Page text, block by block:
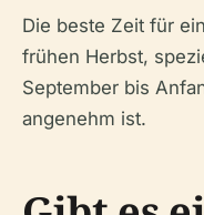
Die beste Zeit für
frühen Herbst,
September bis
angenehm ist.